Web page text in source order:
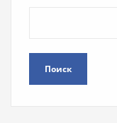
Поиск